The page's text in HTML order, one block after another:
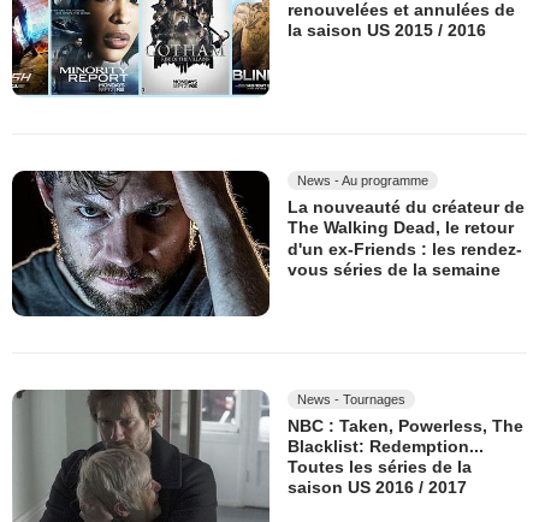
renouvelées et annulées de
la saison US 2015 / 2016
News - Au programme
La nouveauté du créateur de
The Walking Dead, le retour
d'un ex-Friends : les rendez-
vous séries de la semaine
News - Tournages
NBC : Taken, Powerless, The
Blacklist: Redemption...
Toutes les séries de la
saison US 2016 / 2017